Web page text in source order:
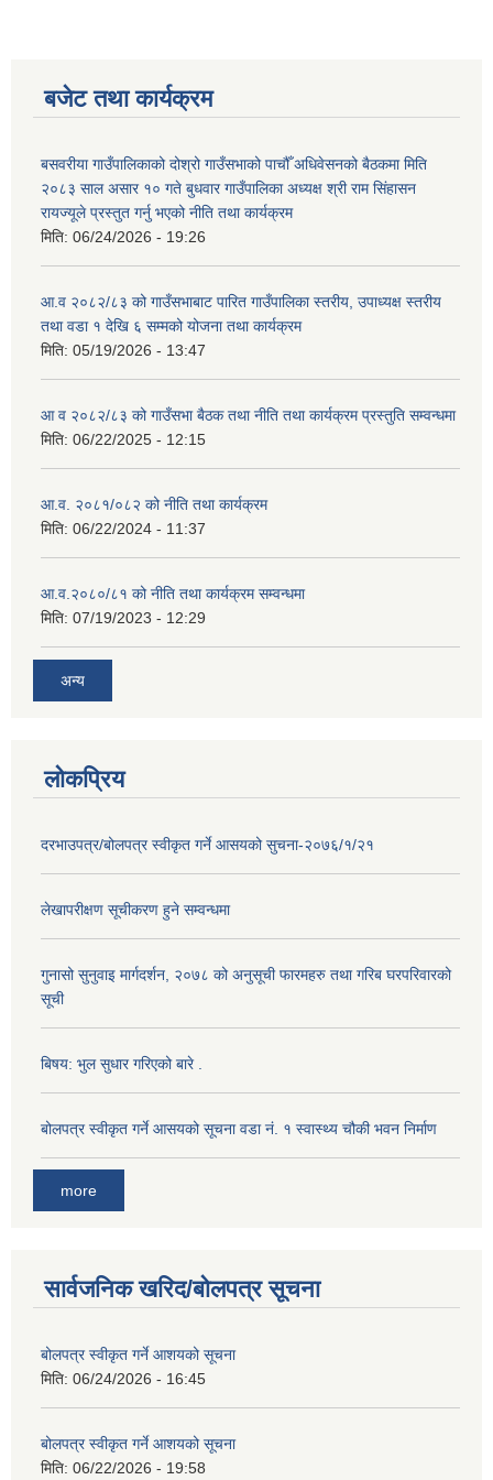
बजेट तथा कार्यक्रम
बसवरीया गाउँपालिकाको दोश्रो गाउँसभाको पाचौँ अधिवेसनको बैठकमा मिति
२०८३ साल असार १० गते बुधवार गाउँपालिका अध्यक्ष श्री राम सिंहासन
रायज्यूले प्रस्तुत गर्नु भएको नीति तथा कार्यक्रम
मिति: 06/24/2026 - 19:26
आ.व २०८२/८३ को गाउँसभाबाट पारित गाउँपालिका स्तरीय, उपाध्यक्ष स्तरीय
तथा वडा १ देखि ६ सम्मको योजना तथा कार्यक्रम
मिति: 05/19/2026 - 13:47
आ व २०८२/८३ को गाउँसभा बैठक तथा नीति तथा कार्यक्रम प्रस्तुति सम्वन्धमा
मिति: 06/22/2025 - 12:15
आ.व. २०८१/०८२ को नीति तथा कार्यक्रम
मिति: 06/22/2024 - 11:37
आ.व.२०८०/८१ को नीति तथा कार्यक्रम सम्वन्धमा
मिति: 07/19/2023 - 12:29
अन्य
लोकप्रिय
दरभाउपत्र/बोलपत्र स्वीकृत गर्ने आसयको सुचना-२०७६/१/२१
लेखापरीक्षण सूचीकरण हुने सम्वन्धमा
गुनासो सुनुवाइ मार्गदर्शन, २०७८ को अनुसूची फारमहरु तथा गरिब घरपरिवारको
सूची
बिषय: भुल सुधार गरिएको बारे .
बोलपत्र स्वीकृत गर्ने आसयको सूचना वडा नं. १ स्वास्थ्य चौकी भवन निर्माण
more
सार्वजनिक खरिद/बोलपत्र सूचना
बोलपत्र स्वीकृत गर्ने आशयको सूचना
मिति: 06/24/2026 - 16:45
बोलपत्र स्वीकृत गर्ने आशयको सूचना
मिति: 06/22/2026 - 19:58